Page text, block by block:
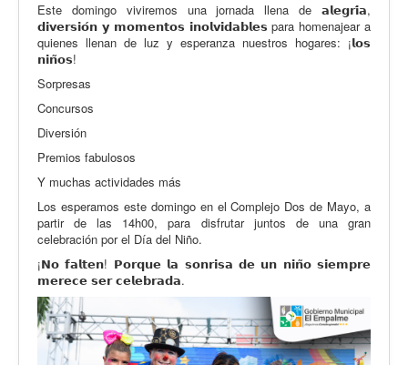
Este domingo viviremos una jornada llena de 𝗮𝗹𝗲𝗴𝗿𝗶́𝗮,
𝗱𝗶𝘃𝗲𝗿𝘀𝗶𝗼́𝗻 𝘆 𝗺𝗼𝗺𝗲𝗻𝘁𝗼𝘀 𝗶𝗻𝗼𝗹𝘃𝗶𝗱𝗮𝗯𝗹𝗲𝘀 para homenajear a
quienes llenan de luz y esperanza nuestros hogares: ¡𝗹𝗼𝘀
𝗻𝗶𝗻̃𝗼𝘀!
Sorpresas
Concursos
Diversión
Premios fabulosos
Y muchas actividades más
Los esperamos este domingo en el Complejo Dos de Mayo, a
partir de las 14h00, para disfrutar juntos de una gran
celebración por el Día del Niño.
¡𝗡𝗼 𝗳𝗮𝗹𝘁𝗲𝗻! 𝗣𝗼𝗿𝗾𝘂𝗲 𝗹𝗮 𝘀𝗼𝗻𝗿𝗶𝘀𝗮 𝗱𝗲 𝘂𝗻 𝗻𝗶𝗻̃𝗼 𝘀𝗶𝗲𝗺𝗽𝗿𝗲
𝗺𝗲𝗿𝗲𝗰𝗲 𝘀𝗲𝗿 𝗰𝗲𝗹𝗲𝗯𝗿𝗮𝗱𝗮.